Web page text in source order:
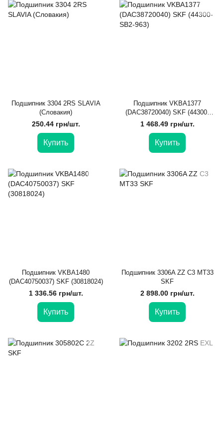
Подшипник 3304 2RS SLAVIA
(Словакия)
250.44 грн/шт.
Купить
Подшипник VKBA1377
(DAC38720040) SKF (44300-
SB2-963)
1 468.49 грн/шт.
Купить
Подшипник VKBA1480
(DAC40750037) SKF (30818024)
1 336.56 грн/шт.
Купить
Подшипник 3306A ZZ C3 MT33
SKF
2 898.00 грн/шт.
Купить